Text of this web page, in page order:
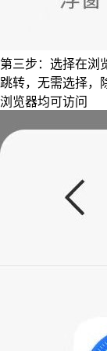
第三步：选择在浏
跳转，无需选择，
浏览器均可访问